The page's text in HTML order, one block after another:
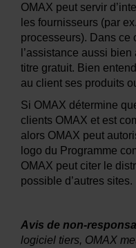
OMAX peut servir
les fournisseurs (par
processeurs). Dans ce
l’assistance aussi
titre gratuit. Bien
au client ses produits
Si OMAX détermine
clients OMAX et est
alors OMAX peut
logo du Programme
OMAX peut citer le
possible d’autres sites.
Avis de non-
logiciel tiers, OMAX